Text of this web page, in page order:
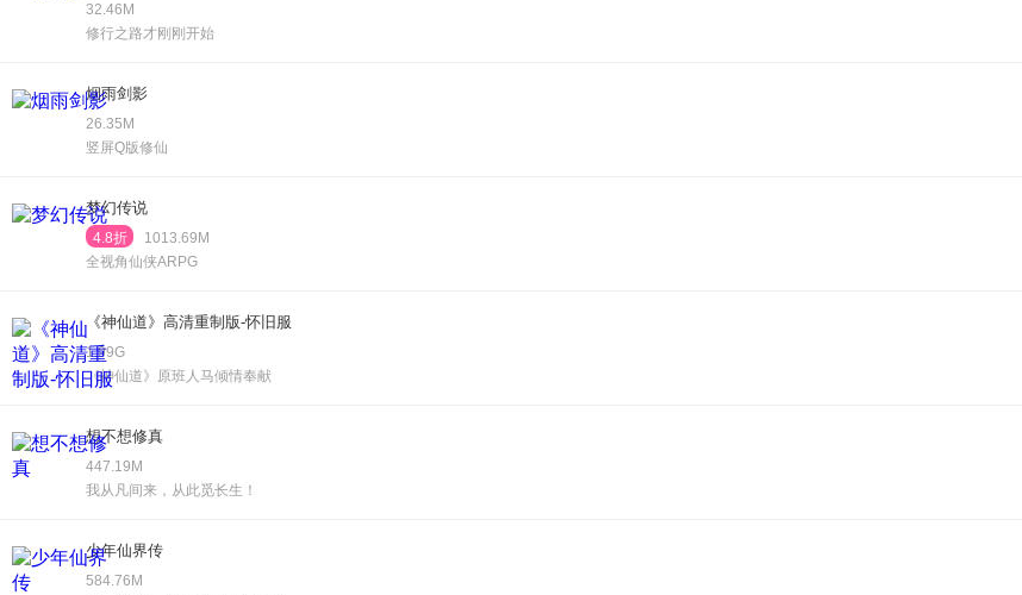
32.46M
修行之路才刚刚开始
烟雨剑影
26.35M
竖屏Q版修仙
梦幻传说
4.8折
1013.69M
全视角仙侠ARPG
《神仙道》高清重制版-怀旧服
1.99G
《神仙道》原班人马倾情奉献
想不想修真
447.19M
我从凡间来，从此觅长生！
少年仙界传
584.76M